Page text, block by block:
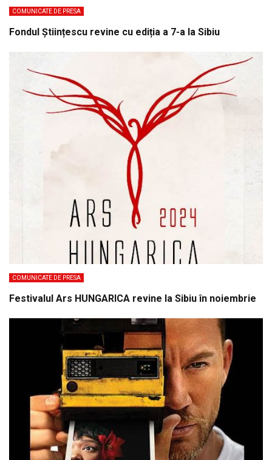
COMUNICATE DE PRESA
Fondul Științescu revine cu ediția a 7-a la Sibiu
COMUNICATE DE PRESA
Festivalul Ars HUNGARICA revine la Sibiu în noiembrie